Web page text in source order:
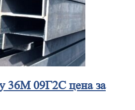
36М 09Г2С цена за